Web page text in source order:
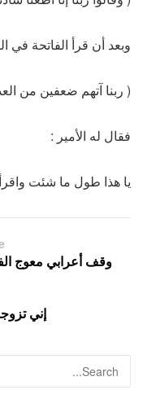
وبعد أن قرأ الفاتحة في
( ربنا آتهم ضعفين من
فقال له الأمير :
يا هذا طول ما شئت
وقف أعرابي معوج
إني